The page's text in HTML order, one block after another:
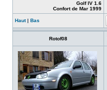
Golf IV 1.6
Confort de Mar 1999
Haut| Bas
Rotof08